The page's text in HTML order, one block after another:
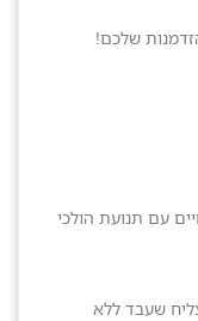
שלכם!
עם תנועת הולכי
שעבד ללא